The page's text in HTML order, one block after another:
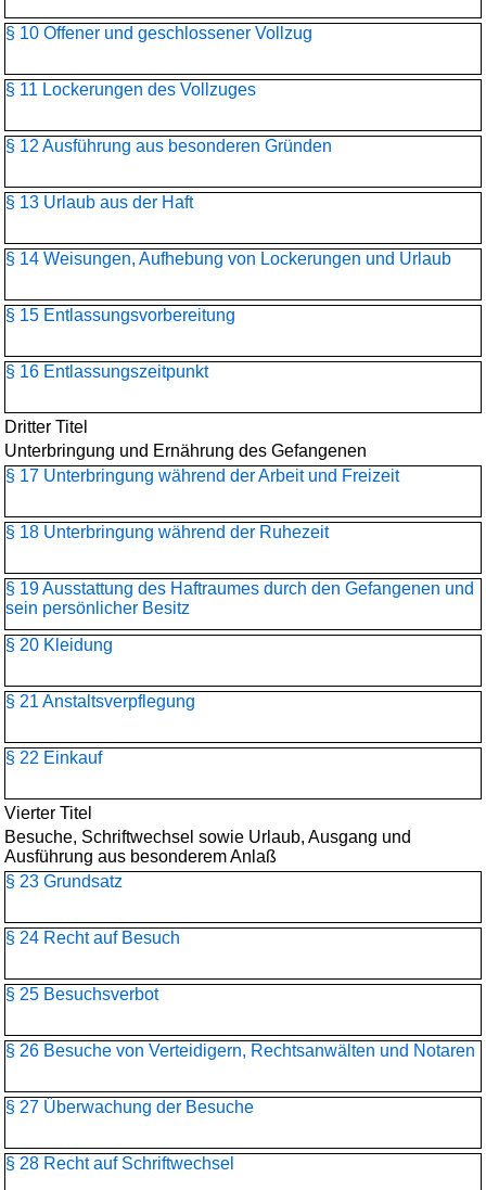
§ 10 Offener und geschlossener Vollzug
§ 11 Lockerungen des Vollzuges
§ 12 Ausführung aus besonderen Gründen
§ 13 Urlaub aus der Haft
§ 14 Weisungen, Aufhebung von Lockerungen und Urlaub
§ 15 Entlassungsvorbereitung
§ 16 Entlassungszeitpunkt
Dritter Titel
Unterbringung und Ernährung des Gefangenen
§ 17 Unterbringung während der Arbeit und Freizeit
§ 18 Unterbringung während der Ruhezeit
§ 19 Ausstattung des Haftraumes durch den Gefangenen und
sein persönlicher Besitz
§ 20 Kleidung
§ 21 Anstaltsverpflegung
§ 22 Einkauf
Vierter Titel
Besuche, Schriftwechsel sowie Urlaub, Ausgang und
Ausführung aus besonderem Anlaß
§ 23 Grundsatz
§ 24 Recht auf Besuch
§ 25 Besuchsverbot
§ 26 Besuche von Verteidigern, Rechtsanwälten und Notaren
§ 27 Überwachung der Besuche
§ 28 Recht auf Schriftwechsel